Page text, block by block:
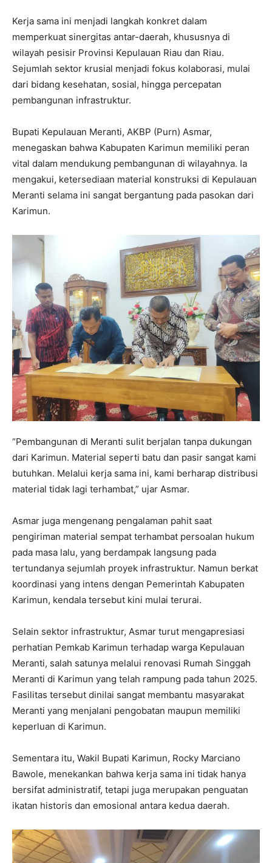
Kerja sama ini menjadi langkah konkret dalam
memperkuat sinergitas antar-daerah, khususnya di
wilayah pesisir Provinsi Kepulauan Riau dan Riau.
Sejumlah sektor krusial menjadi fokus kolaborasi, mulai
dari bidang kesehatan, sosial, hingga percepatan
pembangunan infrastruktur.
Bupati Kepulauan Meranti, AKBP (Purn) Asmar,
menegaskan bahwa Kabupaten Karimun memiliki peran
vital dalam mendukung pembangunan di wilayahnya. Ia
mengakui, ketersediaan material konstruksi di Kepulauan
Meranti selama ini sangat bergantung pada pasokan dari
Karimun.
“Pembangunan di Meranti sulit berjalan tanpa dukungan
dari Karimun. Material seperti batu dan pasir sangat kami
butuhkan. Melalui kerja sama ini, kami berharap distribusi
material tidak lagi terhambat,” ujar Asmar.
Asmar juga mengenang pengalaman pahit saat
pengiriman material sempat terhambat persoalan hukum
pada masa lalu, yang berdampak langsung pada
tertundanya sejumlah proyek infrastruktur. Namun berkat
koordinasi yang intens dengan Pemerintah Kabupaten
Karimun, kendala tersebut kini mulai terurai.
Selain sektor infrastruktur, Asmar turut mengapresiasi
perhatian Pemkab Karimun terhadap warga Kepulauan
Meranti, salah satunya melalui renovasi Rumah Singgah
Meranti di Karimun yang telah rampung pada tahun 2025.
Fasilitas tersebut dinilai sangat membantu masyarakat
Meranti yang menjalani pengobatan maupun memiliki
keperluan di Karimun.
Sementara itu, Wakil Bupati Karimun, Rocky Marciano
Bawole, menekankan bahwa kerja sama ini tidak hanya
bersifat administratif, tetapi juga merupakan penguatan
ikatan historis dan emosional antara kedua daerah.